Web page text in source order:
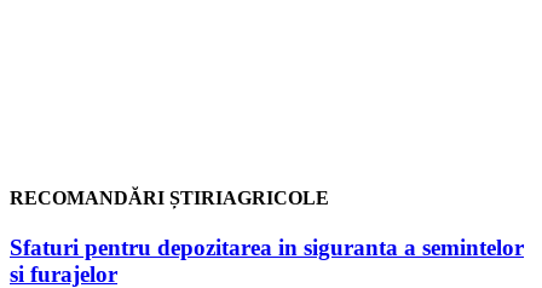
RECOMANDĂRI ȘTIRIAGRICOLE
Sfaturi pentru depozitarea in siguranta a semintelor
si furajelor